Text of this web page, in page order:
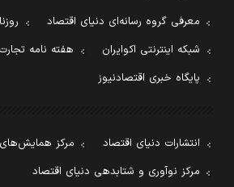
معرفی گروه رسانه‌ای دنیای اقتصاد
شبکه اینترنتی اکوایران
هفته نامه
پایگاه خبری اقتصادنیوز
انتشارات دنیای اقتصاد
مرکز همایش‌های
مرکز نوآوری و شتابدهی دنیای اقتصاد